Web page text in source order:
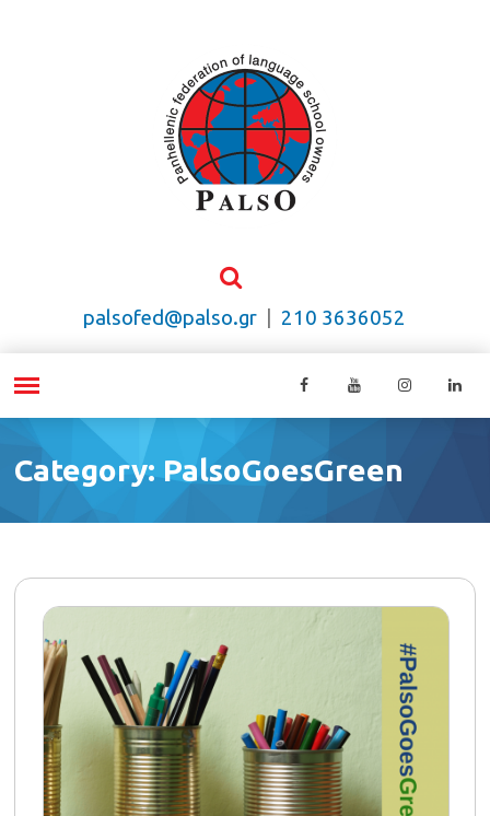
palsofed@palso.gr 210 3636052
Category: PalsoGoesGreen